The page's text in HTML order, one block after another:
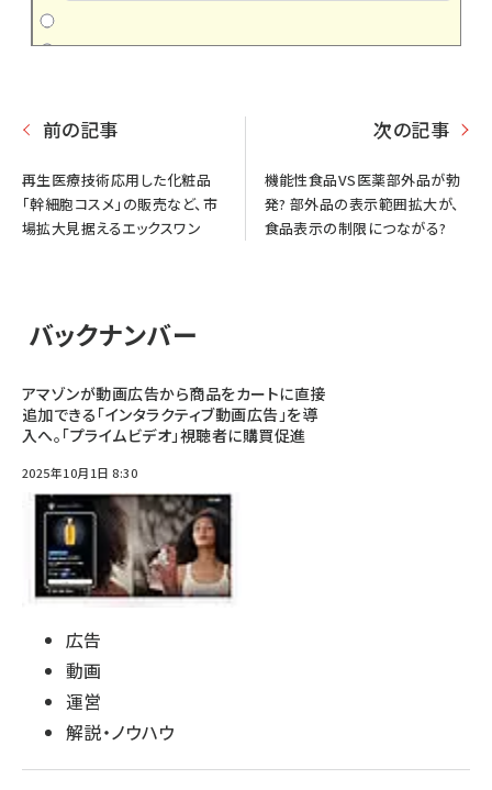
前の記事
再生医療技術応用した化粧品
「幹細胞コスメ」の販売など、市
場拡大見据えるエックスワン
次の記事
機能性食品VS医薬部外品が勃
発? 部外品の表示範囲拡大が、
食品表示の制限につながる?
バックナンバー
アマゾンが動画広告から商品をカートに直接
追加できる「インタラクティブ動画広告」を導
入へ。「プライムビデオ」視聴者に購買促進
2025年10月1日 8:30
広告
動画
運営
解説・ノウハウ